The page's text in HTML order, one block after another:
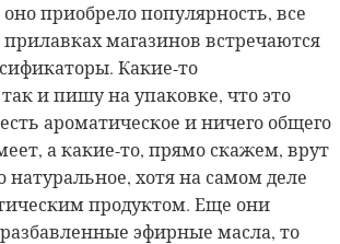
оно приобрело популярность, все
магазинов встречаются
Какие-то
и пишу на упаковке, что это
ароматическое и ничего общего
а какие-то, прямо скажем, врут
хотя на самом деле
продуктом. Еще они
эфирные масла, то